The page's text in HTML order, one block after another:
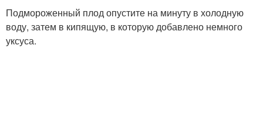
Подмороженный плод опустите на минуту в холодную
воду, затем в кипящую, в которую добавлено немного
уксуса.